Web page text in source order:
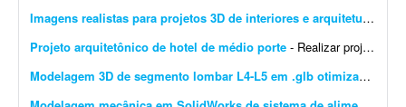
Imagens realistas para projetos 3D de interiores e arquitetura
Projeto arquitetônico de hotel de médio porte - Realizar projeto arquitetônico para hotel de médio porte e entregar os desenhos técnicos realizados em softwares de modelagem CAD/BIM. Você deverá entregar: * Rel...
Modelagem 3D de segmento lombar L4-L5 em .glb otimizado para WebGL